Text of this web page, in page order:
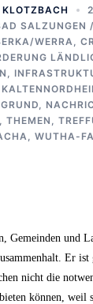
SALZUNGEN
WERRA
THEMEN
WUTHA-
Gemeinden und
Er ist
nicht die
können, weil